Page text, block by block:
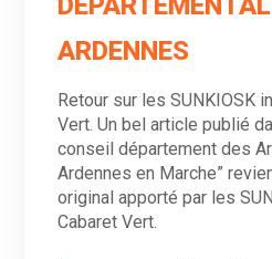
ARDENNES
Retour sur les SUNKIOSK
Vert. Un bel article publié
conseil département des
Ardennes en Marche”
original apporté par les
Cabaret Vert.